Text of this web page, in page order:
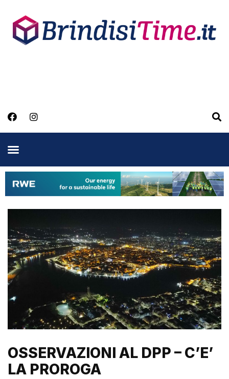
OSSERVAZIONI AL DPP – C’E’
LA PROROGA